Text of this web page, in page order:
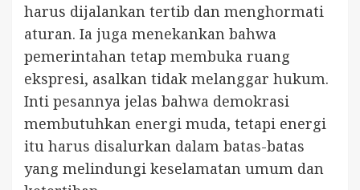
harus dijalankan tertib dan menghormati
aturan. Ia juga menekankan bahwa
pemerintahan tetap membuka ruang
ekspresi, asalkan tidak melanggar hukum.
Inti pesannya jelas bahwa demokrasi
membutuhkan energi muda, tetapi energi
itu harus disalurkan dalam batas-batas
yang melindungi keselamatan umum dan